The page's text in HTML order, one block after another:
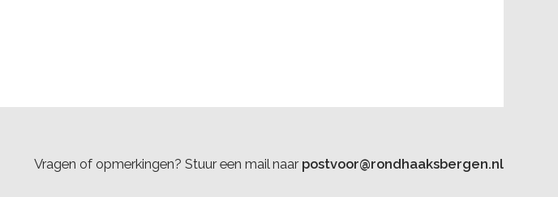
Vragen of opmerkingen? Stuur een mail naar postvoor@rondhaaksbergen.nl